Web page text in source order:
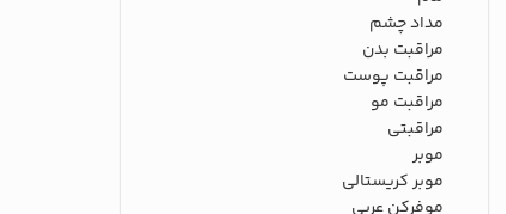
مداد چشم
مراقبت بدن
مراقبت پوست
مراقبت مو
مراقبتی
موبر
موبر کریستالی
موفرکن عربی